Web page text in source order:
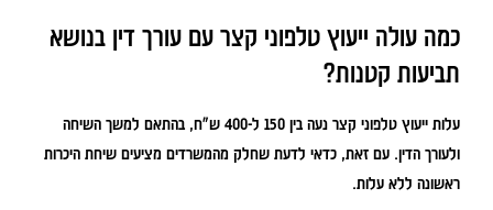
כמה עולה ייעוץ טלפוני קצר עם עורך דין בנושא
תביעות קטנות?
עלות ייעוץ טלפוני קצר נעה בין 150 ל-400 ש"ח, בהתאם למשך השיחה
ולעורך הדין. עם זאת, כדאי לדעת שחלק מהמשרדים מציעים שיחת היכרות
ראשונה ללא עלות.